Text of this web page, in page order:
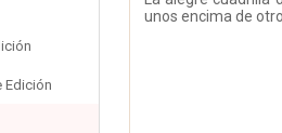
Edición
unos encima de